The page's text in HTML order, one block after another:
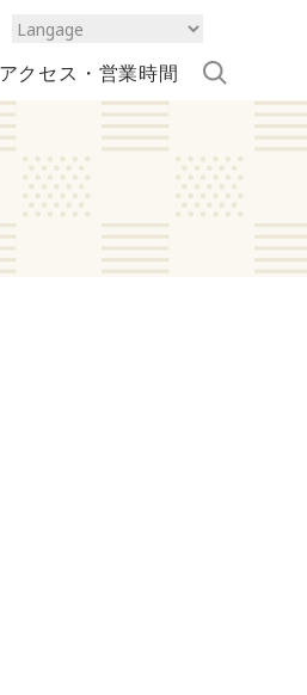
アクセス・営業時間